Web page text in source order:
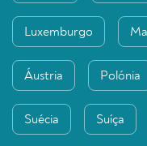
Luxemburgo
Áustria Polónia
Suécia Suíça